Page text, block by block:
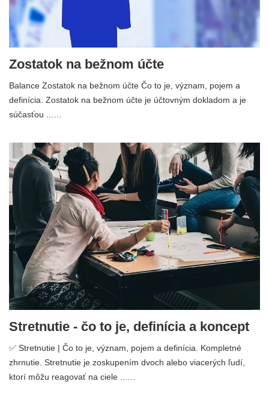
Zostatok na bežnom účte
Balance Zostatok na bežnom účte Čo to je, význam, pojem a
definícia. Zostatok na bežnom účte je účtovným dokladom a je
súčasťou ...…
Stretnutie - čo to je, definícia a koncept
✅ Stretnutie | Čo to je, význam, pojem a definícia. Kompletné
zhrnutie. Stretnutie je zoskupením dvoch alebo viacerých ľudí,
ktorí môžu reagovať na ciele ...…